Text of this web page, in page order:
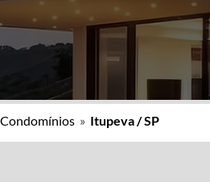
» Itupeva / SP